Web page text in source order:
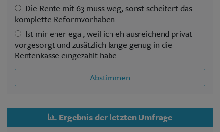
Die Rente mit 63 muss weg, sonst scheitert das
komplette Reformvorhaben
Ist mir eher egal, weil ich eh ausreichend privat
vorgesorgt und zusätzlich lange genug in die
Rentenkasse eingezahlt habe
Abstimmen
Ergebnis der letzten Umfrage